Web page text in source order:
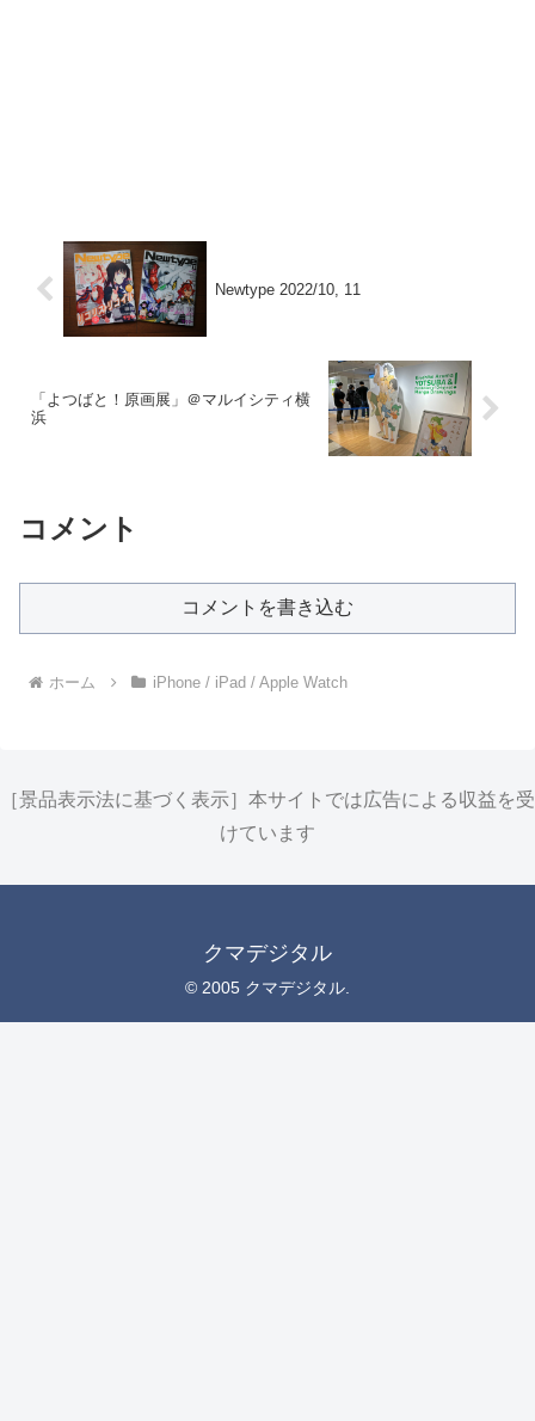
Newtype 2022/10, 11
「よつばと！原画展」＠マルイシティ横
浜
コメント
コメントを書き込む
ホーム iPhone / iPad / Apple Watch
［景品表示法に基づく表示］本サイトでは広告による収益を受
けています
クマデジタル
© 2005 クマデジタル.